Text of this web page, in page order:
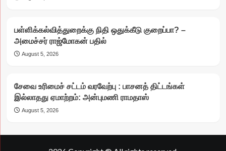
பள்ளிக்கல்வித்துறைக்கு நிதி ஒதுக்கீடு குறைப்பா? –
அமைச்சர் ராஜ்மோகன் பதில்
August 5, 2026
சேவை உரிமைச் சட்டம் வரவேற்பு : பாசனத் திட்டங்கள்
இல்லாதது ஏமாற்றம்: அன்புமணி ராமதாஸ்
August 5, 2026